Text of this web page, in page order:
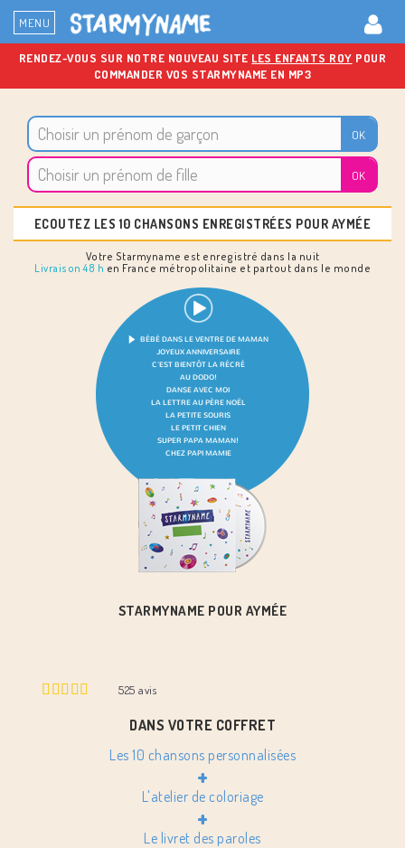
MENU
RENDEZ-VOUS SUR NOTRE NOUVEAU SITE LES ENFANTS ROY POUR
COMMANDER VOS STARMYNAME EN MP3
ECOUTEZ LES 10 CHANSONS ENREGISTRÉES POUR AYMÉE
Votre Starmyname est enregistré dans la nuit
Livraison 48 h en France métropolitaine et partout dans le monde
STARMYNAME POUR AYMÉE
525avis
DANS VOTRE COFFRET
Les 10 chansons personnalisées
+
L'atelier de coloriage
+
Le livret des paroles